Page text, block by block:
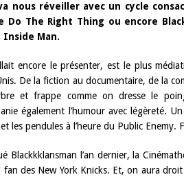
nous réveiller avec un cycle
Do The Right Thing ou encore
Inside Man.
encore le présenter, est le plus
De la fiction au documentaire, de la
et frappe comme on dresse le
également l’humour avec légèreté.
les pendules à l’heure du Public Enemy.
Blackkklansman l’an dernier, la
des New York Knicks. Et, on aura